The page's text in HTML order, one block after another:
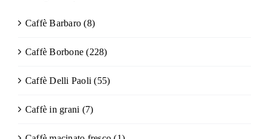
Caffè Barbaro (8)
Caffè Borbone (228)
Caffè Delli Paoli (55)
Caffè in grani (7)